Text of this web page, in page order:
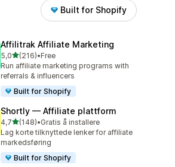
Built for Shopify
Affilitrak Affiliate Marketing
5,0av 5 stjerner
(216)
Totalt 216 omtaler
•Free
Run affiliate marketing programs with
referrals & influencers
Built for Shopify
Shortly — Affiliate plattform
4,7av 5 stjerner
(148)
Totalt 148 omtaler
•Gratis å installere
Lag korte tilknyttede lenker for affiliate
markedsføring
Built for Shopify